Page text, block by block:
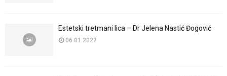
Estetski tretmani lica – Dr Jelena Nastić Đogović
06.01.2022